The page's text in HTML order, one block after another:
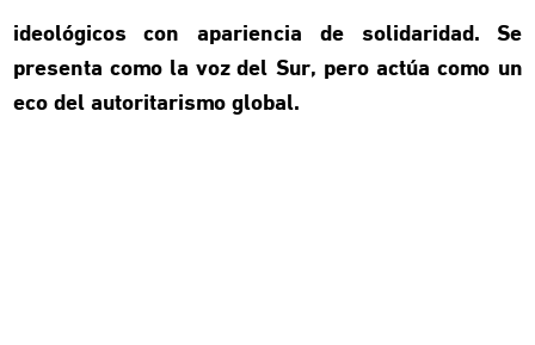
ideológicos con apariencia de solidaridad. Se
presenta como la voz del Sur, pero actúa como un
eco del autoritarismo global.